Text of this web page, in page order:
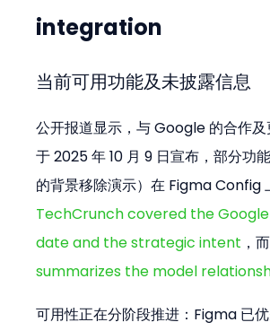
integration
当前可用功能及未披露信息
公开报道显示，与 Google 的合作
于 2025 年 10 月 9 日宣布，部分功
的背景移除演示）在 Figma Config
TechCrunch covered the
date and the strategic intent ，而
summarizes the model
可用性正在分阶段推进：Figma 已